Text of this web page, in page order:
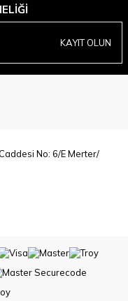
KAYIT OLUN
No: 6/E Merter/